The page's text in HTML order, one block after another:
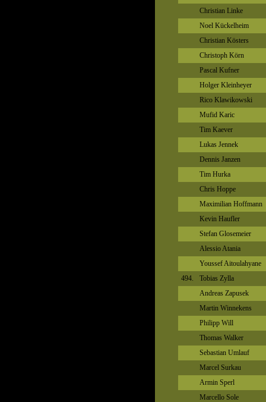
Christian Linke
Noel Kückelheim
Christian Kösters
Christoph Körn
Pascal Kufner
Holger Kleinheyer
Rico Klawikowski
Mufid Karic
Tim Kaever
Lukas Jennek
Dennis Janzen
Tim Hurka
Chris Hoppe
Maximilian Hoffmann
Kevin Haufler
Stefan Glosemeier
Alessio Atania
Youssef Aitoulahyane
494.
Tobias Zylla
Andreas Zapusek
Martin Winnekens
Philipp Will
Thomas Walker
Sebastian Umlauf
Marcel Surkau
Armin Sperl
Marcello Sole